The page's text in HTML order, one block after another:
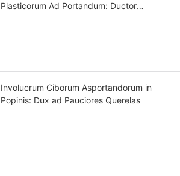
Plasticorum Ad Portandum: Ductor
Involucrum Ciborum Asportandorum in
Popinis: Dux ad Pauciores Querelas